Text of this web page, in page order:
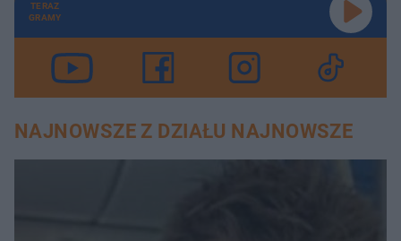
TERAZ
GRAMY
NAJNOWSZE Z DZIAŁU NAJNOWSZE